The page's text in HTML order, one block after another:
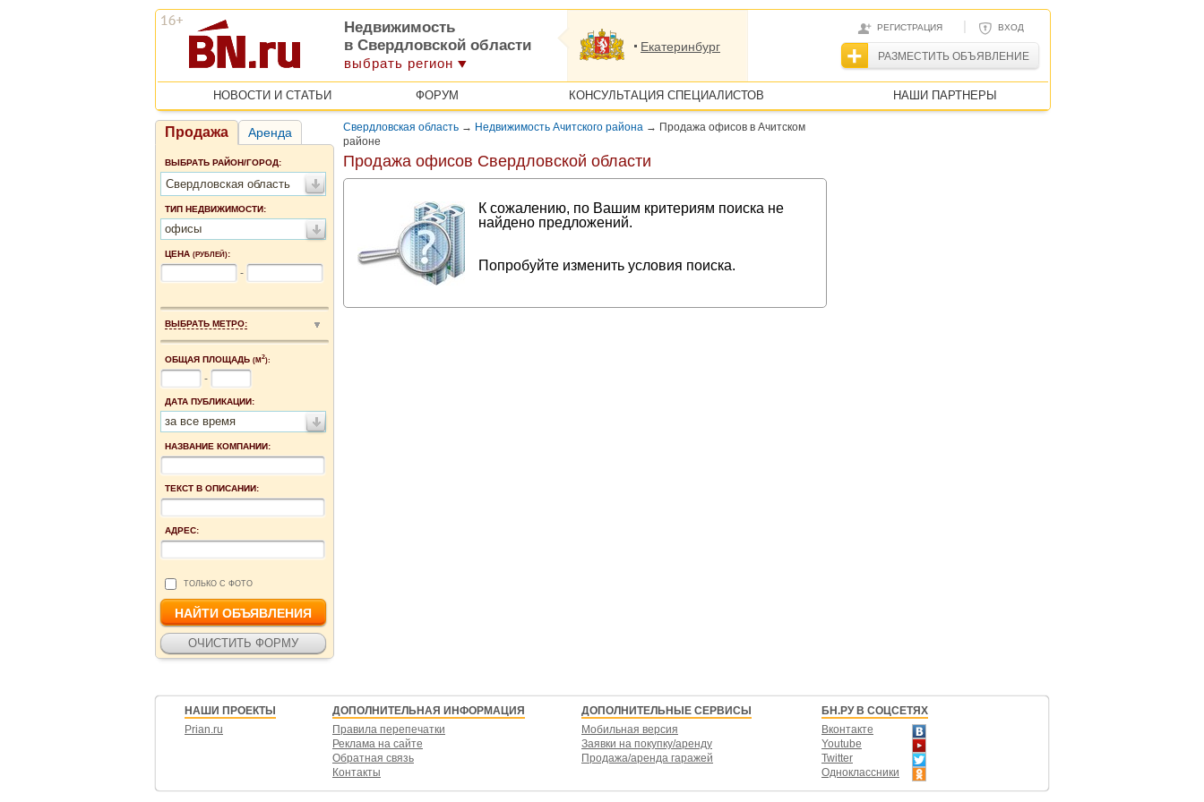
РЕГИСТРАЦИЯ | ВХОД
РАЗМЕСТИТЬ ОБЪЯВЛЕНИЕ
Недвижимость
в Свердловской области
выбрать регион
Екатеринбург
НОВОСТИ И СТАТЬИ ФОРУМ КОНСУЛЬТАЦИЯ СПЕЦИАЛИСТОВ НАШИ ПАРТНЕРЫ
Продажа Аренда
ВЫБРАТЬ РАЙОН/ГОРОД:
Свердловская область
ТИП НЕДВИЖИМОСТИ:
офисы
ЦЕНА (РУБЛЕЙ):
-
ВЫБРАТЬ МЕТРО:
ОБЩАЯ ПЛОЩАДЬ (М2):
-
ДАТА ПУБЛИКАЦИИ:
за все время
НАЗВАНИЕ КОМПАНИИ:
ТЕКСТ В ОПИСАНИИ:
АДРЕС:
ТОЛЬКО С ФОТО
Свердловская область → Недвижимость Ачитского района → Продажа офисов в Ачитском
районе
Продажа офисов Свердловской области
К сожалению, по Вашим критериям поиска не
найдено предложений.
Попробуйте изменить условия поиска.
НАШИ ПРОЕКТЫ
Prian.ru
ДОПОЛНИТЕЛЬНАЯ ИНФОРМАЦИЯ
Правила перепечатки
Реклама на сайте
Обратная связь
Контакты
ДОПОЛНИТЕЛЬНЫЕ СЕРВИСЫ
Мобильная версия
Заявки на покупку/аренду
Продажа/аренда гаражей
БН.РУ В СОЦСЕТЯХ
Вконтакте
Youtube
Twitter
Одноклассники